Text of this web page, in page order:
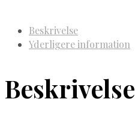
Beskrivelse
Yderligere information
Beskrivelse